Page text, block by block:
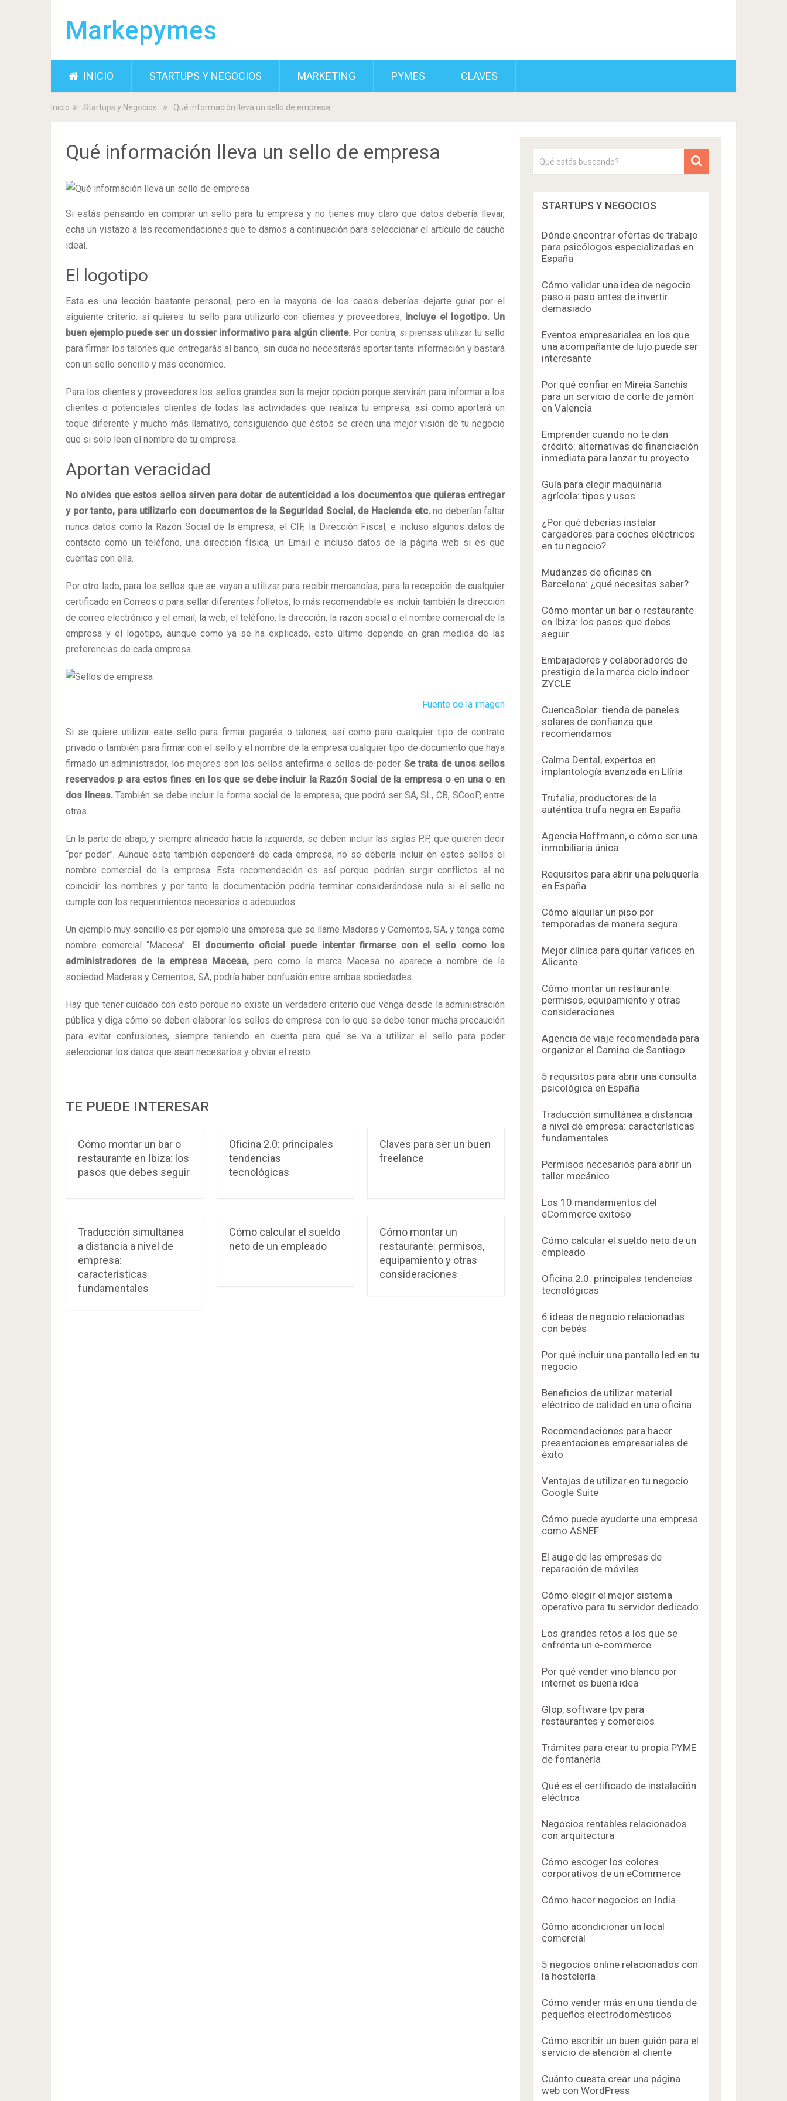
Markepymes
INICIO STARTUPS Y NEGOCIOS MARKETING PYMES CLAVES
Inicio Startups y Negocios Qué información lleva un sello de empresa
Qué información lleva un sello de empresa
Si estás pensando en comprar un sello para tu empresa y no tienes muy claro que datos debería llevar,
echa un vistazo a las recomendaciones que te damos a continuación para seleccionar el artículo de caucho
ideal.
El logotipo
Esta es una lección bastante personal, pero en la mayoría de los casos deberías dejarte guiar por el
siguiente criterio: si quieres tu sello para utilizarlo con clientes y proveedores, incluye el logotipo. Un
buen ejemplo puede ser un dossier informativo para algún cliente. Por contra, si piensas utilizar tu sello
para firmar los talones que entregarás al banco, sin duda no necesitarás aportar tanta información y bastará
con un sello sencillo y más económico.
Para los clientes y proveedores los sellos grandes son la mejor opción porque servirán para informar a los
clientes o potenciales clientes de todas las actividades que realiza tu empresa, así como aportará un
toque diferente y mucho más llamativo, consiguiendo que éstos se creen una mejor visión de tu negocio
que si sólo leen el nombre de tu empresa.
Aportan veracidad
No olvides que estos sellos sirven para dotar de autenticidad a los documentos que quieras entregar
y por tanto, para utilizarlo con documentos de la Seguridad Social, de Hacienda etc.no deberían faltar
nunca datos como la Razón Social de la empresa, el CIF, la Dirección Fiscal, e incluso algunos datos de
contacto como un teléfono, una dirección física, un Email e incluso datos de la página web si es que
cuentas con ella.
Por otro lado, para los sellos que se vayan a utilizar para recibir mercancías, para la recepción de cualquier
certificado en Correos o para sellar diferentes folletos, lo más recomendable es incluir también la dirección
de correo electrónico y el email, la web, el teléfono, la dirección, la razón social o el nombre comercial de la
empresa y el logotipo, aunque como ya se ha explicado, esto último depende en gran medida de las
preferencias de cada empresa.
Fuente de la imagen
Si se quiere utilizar este sello para firmar pagarés o talones, así como para cualquier tipo de contrato
privado o también para firmar con el sello y el nombre de la empresa cualquier tipo de documento que haya
firmado un administrador, los mejores son los sellos antefirma o sellos de poder.Se trata de unos sellos
reservados p ara estos fines en los que se debe incluir la Razón Social de la empresa o en una o en
dos líneas.También se debe incluir la forma social de la empresa, que podrá ser SA, SL, CB, SCooP, entre
otras.
En la parte de abajo, y siempre alineado hacia la izquierda, se deben incluir las siglas P.P, que quieren decir
“por poder”. Aunque esto también dependerá de cada empresa, no se debería incluir en estos sellos el
nombre comercial de la empresa. Esta recomendación es así porque podrían surgir conflictos al no
coincidir los nombres y por tanto la documentación podría terminar considerándose nula si el sello no
cumple con los requerimientos necesarios o adecuados.
Un ejemplo muy sencillo es por ejemplo una empresa que se llame Maderas y Cementos, SA, y tenga como
nombre comercial “Macesa”. El documento oficial puede intentar firmarse con el sello como los
administradores de la empresa Macesa, pero como la marca Macesa no aparece a nombre de la
sociedad Maderas y Cementos, SA, podría haber confusión entre ambas sociedades.
Hay que tener cuidado con esto porque no existe un verdadero criterio que venga desde la administración
pública y diga cómo se deben elaborar los sellos de empresa con lo que se debe tener mucha precaución
para evitar confusiones, siempre teniendo en cuenta para qué se va a utilizar el sello para poder
seleccionar los datos que sean necesarios y obviar el resto.
TE PUEDE INTERESAR
Cómo montar un bar o
restaurante en Ibiza: los
pasos que debes seguir
Oficina 2.0: principales
tendencias
tecnológicas
Claves para ser un buen
freelance
Traducción simultánea
a distancia a nivel de
empresa:
características
fundamentales
Cómo calcular el sueldo
neto de un empleado
Cómo montar un
restaurante: permisos,
equipamiento y otras
consideraciones
STARTUPS Y NEGOCIOS
Dónde encontrar ofertas de trabajo
para psicólogos especializadas en
España
Cómo validar una idea de negocio
paso a paso antes de invertir
demasiado
Eventos empresariales en los que
una acompañante de lujo puede ser
interesante
Por qué confiar en Mireia Sanchis
para un servicio de corte de jamón
en Valencia
Emprender cuando no te dan
crédito: alternativas de financiación
inmediata para lanzar tu proyecto
Guía para elegir maquinaria
agrícola: tipos y usos
¿Por qué deberías instalar
cargadores para coches eléctricos
en tu negocio?
Mudanzas de oficinas en
Barcelona: ¿qué necesitas saber?
Cómo montar un bar o restaurante
en Ibiza: los pasos que debes
seguir
Embajadores y colaboradores de
prestigio de la marca ciclo indoor
ZYCLE
CuencaSolar: tienda de paneles
solares de confianza que
recomendamos
Calma Dental, expertos en
implantología avanzada en Llíria
Trufalia, productores de la
auténtica trufa negra en España
Agencia Hoffmann, o cómo ser una
inmobiliaria única
Requisitos para abrir una peluquería
en España
Cómo alquilar un piso por
temporadas de manera segura
Mejor clínica para quitar varices en
Alicante
Cómo montar un restaurante:
permisos, equipamiento y otras
consideraciones
Agencia de viaje recomendada para
organizar el Camino de Santiago
5 requisitos para abrir una consulta
psicológica en España
Traducción simultánea a distancia
a nivel de empresa: características
fundamentales
Permisos necesarios para abrir un
taller mecánico
Los 10 mandamientos del
eCommerce exitoso
Cómo calcular el sueldo neto de un
empleado
Oficina 2.0: principales tendencias
tecnológicas
6 ideas de negocio relacionadas
con bebés
Por qué incluir una pantalla led en tu
negocio
Beneficios de utilizar material
eléctrico de calidad en una oficina
Recomendaciones para hacer
presentaciones empresariales de
éxito
Ventajas de utilizar en tu negocio
Google Suite
Cómo puede ayudarte una empresa
como ASNEF
El auge de las empresas de
reparación de móviles
Cómo elegir el mejor sistema
operativo para tu servidor dedicado
Los grandes retos a los que se
enfrenta un e-commerce
Por qué vender vino blanco por
internet es buena idea
Glop, software tpv para
restaurantes y comercios
Trámites para crear tu propia PYME
de fontanería
Qué es el certificado de instalación
eléctrica
Negocios rentables relacionados
con arquitectura
Cómo escoger los colores
corporativos de un eCommerce
Cómo hacer negocios en India
Cómo acondicionar un local
comercial
5 negocios online relacionados con
la hostelería
Cómo vender más en una tienda de
pequeños electrodomésticos
Cómo escribir un buen guión para el
servicio de atención al cliente
Cuánto cuesta crear una página
web con WordPress